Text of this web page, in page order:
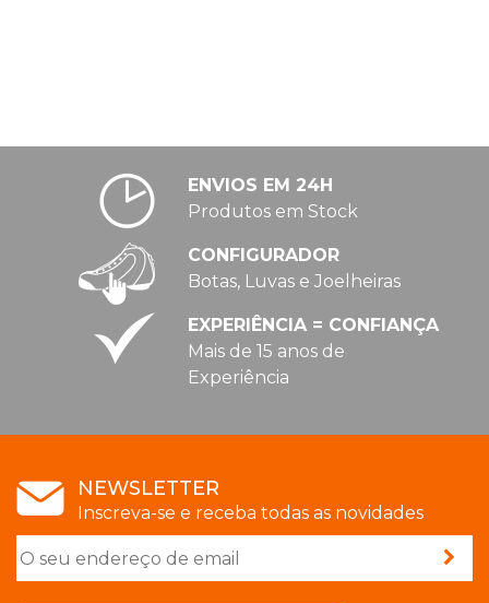
ENVIOS EM 24H
Produtos em Stock
CONFIGURADOR
Botas, Luvas e Joelheiras
EXPERIÊNCIA = CONFIANÇA
Mais de 15 anos de
Experiência
NEWSLETTER
Inscreva-se e receba todas as novidades